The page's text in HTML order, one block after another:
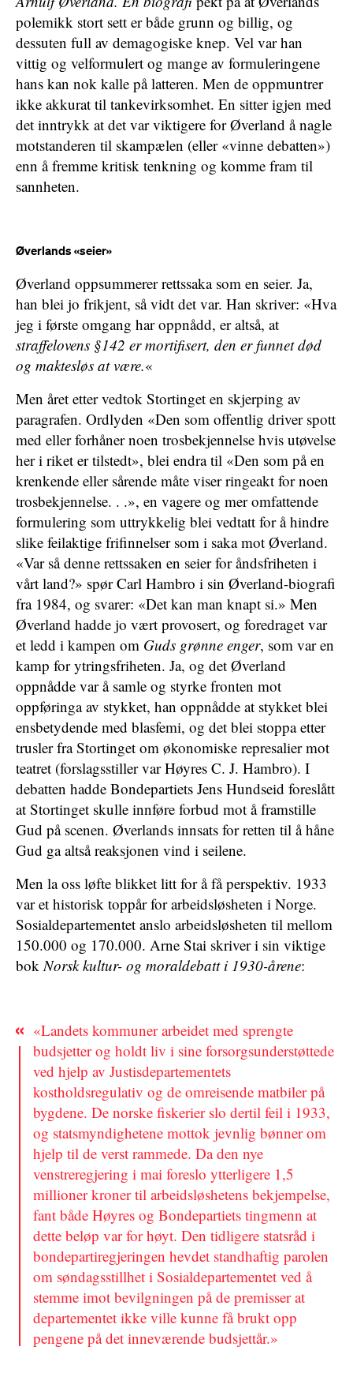
polemikk stort sett er både grunn og billig, og
dessuten full av demagogiske knep. Vel var han
vittig og velformulert og mange av formuleringene
hans kan nok kalle på latteren. Men de oppmuntrer
ikke akkurat til tankevirksomhet. En sitter igjen med
det inntrykk at det var viktigere for Øverland å nagle
motstanderen til skampælen (eller «vinne debatten»)
enn å fremme kritisk tenkning og komme fram til
sannheten.
Øverlands «seier»
Øverland oppsummerer rettssaka som en seier. Ja,
han blei jo frikjent, så vidt det var. Han skriver: «Hva
jeg i første omgang har oppnådd, er altså, at
straffelovens §142 er mortifisert, den er funnet død
og maktesløs at være.«
Men året etter vedtok Stortinget en skjerping av
paragrafen. Ordlyden «Den som offentlig driver spott
med eller forhåner noen trosbekjennelse hvis utøvelse
her i riket er tilstedt», blei endra til «Den som på en
krenkende eller sårende måte viser ringeakt for noen
trosbekjennelse. . .», en vagere og mer omfattende
formulering som uttrykkelig blei vedtatt for å hindre
slike feilaktige frifinnelser som i saka mot Øverland.
«Var så denne rettssaken en seier for åndsfriheten i
vårt land?» spør Carl Hambro i sin Øverland-biografi
fra 1984, og svarer: «Det kan man knapt si.» Men
Øverland hadde jo vært provosert, og foredraget var
et ledd i kampen om Guds grønne enger, som var en
kamp for ytringsfriheten. Ja, og det Øverland
oppnådde var å samle og styrke fronten mot
oppføringa av stykket, han oppnådde at stykket blei
ensbetydende med blasfemi, og det blei stoppa etter
trusler fra Stortinget om økonomiske represalier mot
teatret (forslagsstiller var Høyres C. J. Hambro). I
debatten hadde Bondepartiets Jens Hundseid foreslått
at Stortinget skulle innføre forbud mot å framstille
Gud på scenen. Øverlands innsats for retten til å håne
Gud ga altså reaksjonen vind i seilene.
Men la oss løfte blikket litt for å få perspektiv. 1933
var et historisk toppår for arbeidsløsheten i Norge.
Sosialdepartementet anslo arbeidsløsheten til mellom
150.000 og 170.000. Arne Stai skriver i sin viktige
bokNorsk kultur- og moraldebatt i 1930-årene:
«Landets kommuner arbeidet med sprengte
budsjetter og holdt liv i sine forsorgsunderstøttede
ved hjelp av Justisdepartementets
kostholdsregulativ og de omreisende matbiler på
bygdene. De norske fiskerier slo dertil feil i 1933,
og statsmyndighetene mottok jevnlig bønner om
hjelp til de verst rammede. Da den nye
venstreregjering i mai foreslo ytterligere 1,5
millioner kroner til arbeidsløshetens bekjempelse,
fant både Høyres og Bondepartiets tingmenn at
dette beløp var for høyt. Den tidligere statsråd i
bondepartiregjeringen hevdet standhaftig parolen
om søndagsstillhet i Sosialdepartementet ved å
stemme imot bevilgningen på de premisser at
departementet ikke ville kunne få brukt opp
pengene på det inneværende budsjettår.»